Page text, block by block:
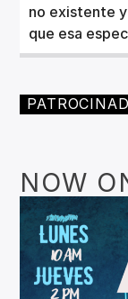
no existente
que esa
NOW